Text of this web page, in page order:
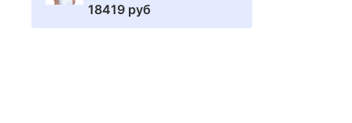
18419 руб